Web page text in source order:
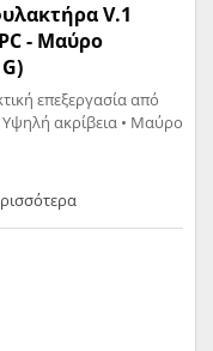
V.1
- Μαύρο
επεξεργασία από
Υψηλή ακρίβεια • Μαύρο